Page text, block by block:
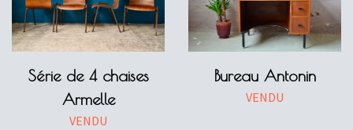
Série de 4 chaises
Armelle
VENDU
Bureau Antonin
VENDU